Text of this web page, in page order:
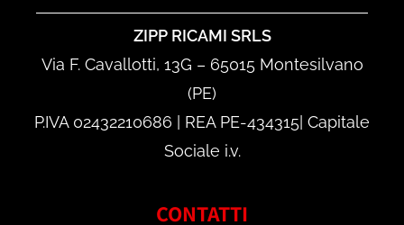
ZIPP RICAMI SRLS
Via F. Cavallotti, 13G – 65015 Montesilvano
(PE)
P.IVA 02432210686 | REA PE-434315| Capitale
Sociale i.v.
CONTATTI